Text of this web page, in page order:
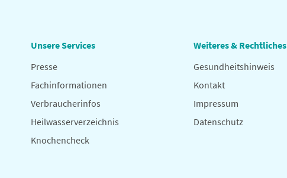
Unsere Services
Presse
Fachinformationen
Verbraucherinfos
Heilwasserverzeichnis
Knochencheck
Weiteres & Rechtliches
Gesundheitshinweis
Kontakt
Impressum
Datenschutz